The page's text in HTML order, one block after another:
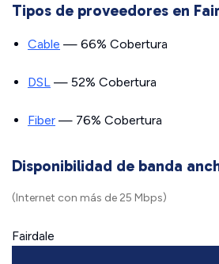
Tipos de proveedores en
Cable — 66% Cobertura
DSL — 52% Cobertura
Fiber — 76% Cobertura
Disponibilidad de banda
(Internet con más de 25 Mbps)
Fairdale